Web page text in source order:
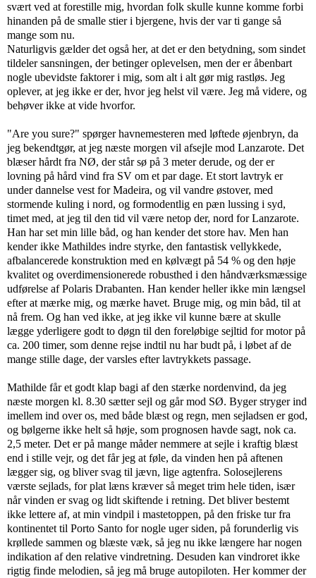
svært ved at forestille mig, hvordan folk skulle kunne komme forbi
hinanden på de smalle stier i bjergene, hvis der var ti gange så
mange som nu.
Naturligvis gælder det også her, at det er den betydning, som sindet
tildeler sansningen, der betinger oplevelsen, men der er åbenbart
nogle ubevidste faktorer i mig, som alt i alt gør mig rastløs. Jeg
oplever, at jeg ikke er der, hvor jeg helst vil være. Jeg må videre, og
behøver ikke at vide hvorfor.
"Are you sure?" spørger havnemesteren med løftede øjenbryn, da
jeg bekendtgør, at jeg næste morgen vil afsejle mod Lanzarote. Det
blæser hårdt fra NØ, der står sø på 3 meter derude, og der er
lovning på hård vind fra SV om et par dage. Et stort lavtryk er
under dannelse vest for Madeira, og vil vandre østover, med
stormende kuling i nord, og formodentlig en pæn lussing i syd,
timet med, at jeg til den tid vil være netop der, nord for Lanzarote.
Han har set min lille båd, og han kender det store hav. Men han
kender ikke Mathildes indre styrke, den fantastisk vellykkede,
afbalancerede konstruktion med en kølvægt på 54 % og den høje
kvalitet og overdimensionerede robusthed i den håndværksmæssige
udførelse af Polaris Drabanten. Han kender heller ikke min længsel
efter at mærke mig, og mærke havet. Bruge mig, og min båd, til at
nå frem. Og han ved ikke, at jeg ikke vil kunne bære at skulle
lægge yderligere godt to døgn til den foreløbige sejltid for motor på
ca. 200 timer, som denne rejse indtil nu har budt på, i løbet af de
mange stille dage, der varsles efter lavtrykkets passage.
Mathilde får et godt klap bagi af den stærke nordenvind, da jeg
næste morgen kl. 8.30 sætter sejl og går mod SØ. Byger stryger ind
imellem ind over os, med både blæst og regn, men sejladsen er god,
og bølgerne ikke helt så høje, som prognosen havde sagt, nok ca.
2,5 meter. Det er på mange måder nemmere at sejle i kraftig blæst
end i stille vejr, og det får jeg at føle, da vinden hen på aftenen
lægger sig, og bliver svag til jævn, lige agtenfra. Solosejlerens
værste sejlads, for plat læns kræver så meget trim hele tiden, især
når vinden er svag og lidt skiftende i retning. Det bliver bestemt
ikke lettere af, at min vindpil i mastetoppen, på den friske tur fra
kontinentet til Porto Santo for nogle uger siden, på forunderlig vis
krøllede sammen og blæste væk, så jeg nu ikke længere har nogen
indikation af den relative vindretning. Desuden kan vindroret ikke
rigtig finde melodien, så jeg må bruge autopiloten. Her kommer der